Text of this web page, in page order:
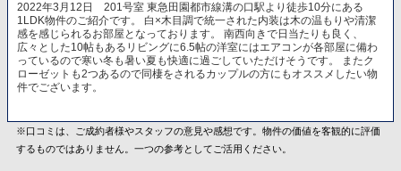
2022年3月12日 201号室 東急田園都市線溝の口駅より徒歩10分にある
1LDK物件のご紹介です。 白×木目調で統一された内装は木の温もりや清潔
感を感じられるお部屋となっております。 南西向きで日当たりも良く、
広々とした10帖もあるリビングに6.5帖の洋室にはエアコンが各部屋に備わ
っているので寒い冬も暑い夏も快適に過ごしていただけそうです。 またク
ローゼットも2つあるので同棲をされるカップルの方にもオススメしたい物
件でございます。
※口コミは、ご成約者様やスタッフの意見や感想です。物件の価値を客観的に評価
するものではありません。一つの参考としてご活用ください。